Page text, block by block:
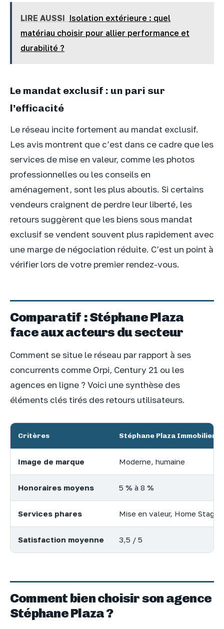
LIRE AUSSI Isolation extérieure : quel
matériau choisir pour allier performance et
durabilité ?
Le mandat exclusif : un pari sur
l’efficacité
Le réseau incite fortement au mandat exclusif.
Les avis montrent que c’est dans ce cadre que les
services de mise en valeur, comme les photos
professionnelles ou les conseils en
aménagement, sont les plus aboutis. Si certains
vendeurs craignent de perdre leur liberté, les
retours suggèrent que les biens sous mandat
exclusif se vendent souvent plus rapidement avec
une marge de négociation réduite. C’est un point à
vérifier lors de votre premier rendez-vous.
Comparatif : Stéphane Plaza
face aux acteurs du secteur
Comment se situe le réseau par rapport à ses
concurrents comme Orpi, Century 21 ou les
agences en ligne ? Voici une synthèse des
éléments clés tirés des retours utilisateurs.
Critères Stéphane Plaza Immobilier
Image de marque Moderne, humaine
Honoraires moyens 5 % à 8 %
Services phares Mise en valeur, Home
Satisfaction moyenne 3,5 / 5
Comment bien choisir son agence
Stéphane Plaza ?